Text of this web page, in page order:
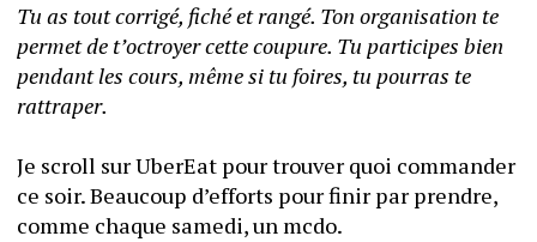
Tu as tout corrigé, fiché et rangé. Ton organisation te
permet de t’octroyer cette coupure. Tu participes bien
pendant les cours, même si tu foires, tu pourras te
rattraper.
Je scroll sur UberEat pour trouver quoi commander
ce soir. Beaucoup d’efforts pour finir par prendre,
comme chaque samedi, un mcdo.